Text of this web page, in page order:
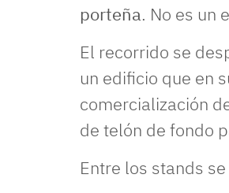
porteña. No es un
El recorrido se
un edificio que en
comercialización
de telón de fondo
Entre los stands